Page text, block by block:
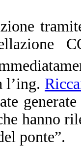
l’ing.
hanno
ponte”.